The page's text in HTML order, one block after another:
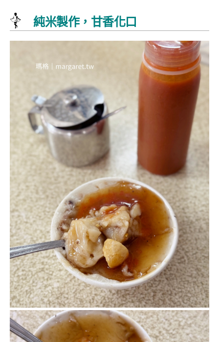
純米製作，甘香化口